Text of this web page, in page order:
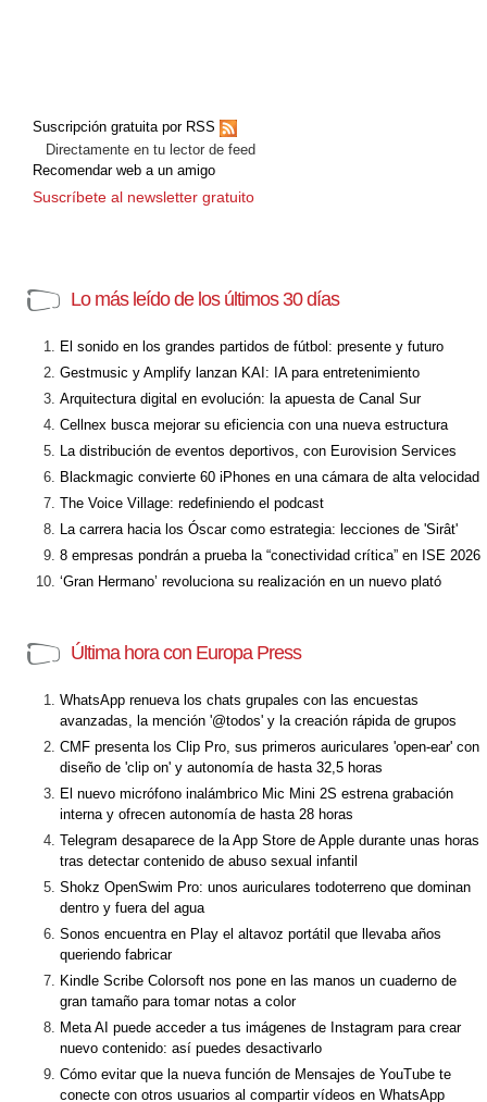
Suscripción gratuita por RSS
Directamente en tu lector de feed
Recomendar web a un amigo
Suscríbete al newsletter gratuito
Lo más leído de los últimos 30 días
El sonido en los grandes partidos de fútbol: presente y futuro
Gestmusic y Amplify lanzan KAI: IA para entretenimiento
Arquitectura digital en evolución: la apuesta de Canal Sur
Cellnex busca mejorar su eficiencia con una nueva estructura
La distribución de eventos deportivos, con Eurovision Services
Blackmagic convierte 60 iPhones en una cámara de alta velocidad
The Voice Village: redefiniendo el podcast
La carrera hacia los Óscar como estrategia: lecciones de 'Sirât'
8 empresas pondrán a prueba la “conectividad crítica” en ISE 2026
‘Gran Hermano’ revoluciona su realización en un nuevo plató
Última hora con Europa Press
WhatsApp renueva los chats grupales con las encuestas
avanzadas, la mención '@todos' y la creación rápida de grupos
CMF presenta los Clip Pro, sus primeros auriculares 'open-ear' con
diseño de 'clip on' y autonomía de hasta 32,5 horas
El nuevo micrófono inalámbrico Mic Mini 2S estrena grabación
interna y ofrecen autonomía de hasta 28 horas
Telegram desaparece de la App Store de Apple durante unas horas
tras detectar contenido de abuso sexual infantil
Shokz OpenSwim Pro: unos auriculares todoterreno que dominan
dentro y fuera del agua
Sonos encuentra en Play el altavoz portátil que llevaba años
queriendo fabricar
Kindle Scribe Colorsoft nos pone en las manos un cuaderno de
gran tamaño para tomar notas a color
Meta AI puede acceder a tus imágenes de Instagram para crear
nuevo contenido: así puedes desactivarlo
Cómo evitar que la nueva función de Mensajes de YouTube te
conecte con otros usuarios al compartir vídeos en WhatsApp